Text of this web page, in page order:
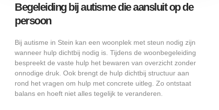
Begeleiding bij autisme die aansluit op de
persoon
Bij autisme in Stein kan een woonplek met steun nodig zijn
wanneer hulp dichtbij nodig is. Tijdens de woonbegeleiding
bespreekt de vaste hulp het bewaren van overzicht zonder
onnodige druk. Ook brengt de hulp dichtbij structuur aan
rond het vragen om hulp met concrete uitleg. Zo ontstaat
balans en hoeft niet alles tegelijk te veranderen.